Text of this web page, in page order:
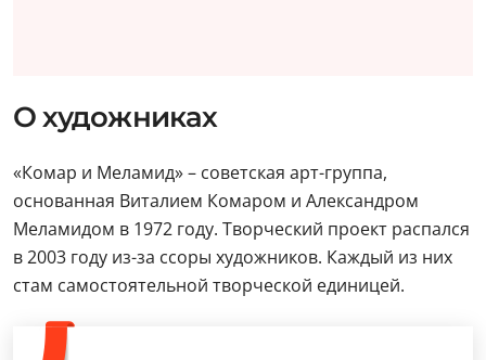
О художниках
«Комар и Меламид» – советская арт-группа,
основанная Виталием Комаром и Александром
Меламидом в 1972 году. Творческий проект распался
в 2003 году из-за ссоры художников. Каждый из них
стам самостоятельной творческой единицей.